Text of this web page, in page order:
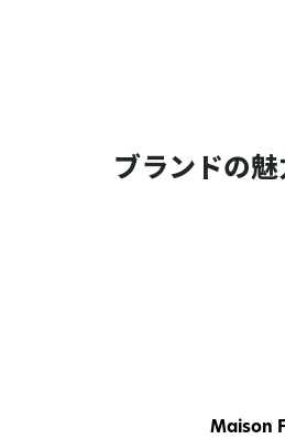
ブランドの
Maison